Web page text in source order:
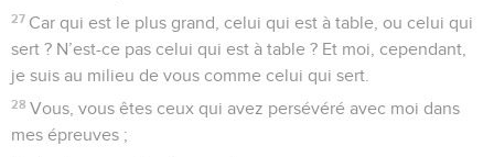
27 Car qui est le plus grand, celui qui est à table, ou celui qui
sert ? N’est-ce pas celui qui est à table ? Et moi, cependant,
je suis au milieu de vous comme celui qui sert.
28 Vous, vous êtes ceux qui avez persévéré avec moi dans
mes épreuves ;